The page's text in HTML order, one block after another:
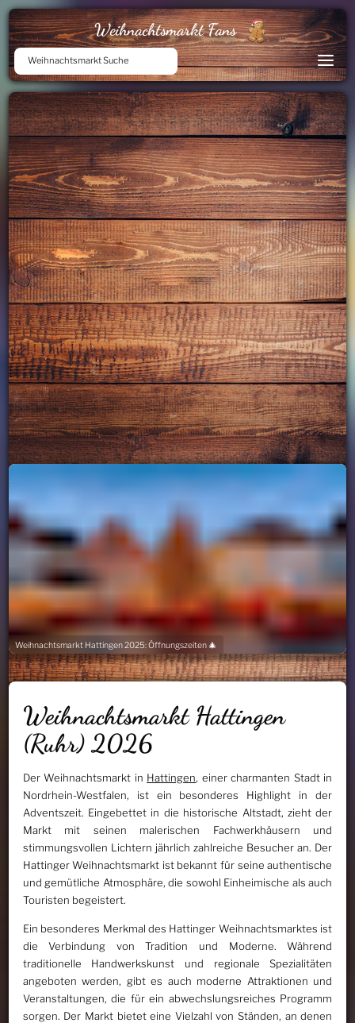
Weihnachtsmarkt Fans
Weihnachtsmarkt Suche
Weihnachtsmarkt Hattingen 2025: Öffnungszeiten 🎄
Weihnachtsmarkt Hattingen
(Ruhr) 2026
Der Weihnachtsmarkt in Hattingen, einer charmanten Stadt in
Nordrhein-Westfalen, ist ein besonderes Highlight in der
Adventszeit. Eingebettet in die historische Altstadt, zieht der
Markt mit seinen malerischen Fachwerkhäusern und
stimmungsvollen Lichtern jährlich zahlreiche Besucher an. Der
Hattinger Weihnachtsmarkt ist bekannt für seine authentische
und gemütliche Atmosphäre, die sowohl Einheimische als auch
Touristen begeistert.
Ein besonderes Merkmal des Hattinger Weihnachtsmarktes ist
die Verbindung von Tradition und Moderne. Während
traditionelle Handwerkskunst und regionale Spezialitäten
angeboten werden, gibt es auch moderne Attraktionen und
Veranstaltungen, die für ein abwechslungsreiches Programm
sorgen. Der Markt bietet eine Vielzahl von Ständen, an denen